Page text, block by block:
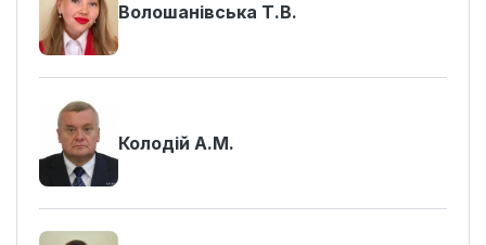
Волошанівська Т.В.
Колодій А.М.